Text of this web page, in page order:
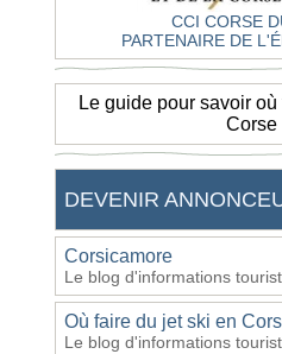
CCI CORSE
PARTENAIRE DE
Le guide pour savoir
Corse
DEVENIR
Corsicamore
Le blog d'informations
Où faire du jet ski en
Le blog d'informations